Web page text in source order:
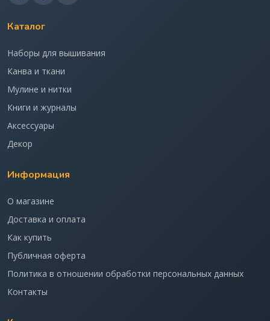
Каталог
Наборы для вышивания
Канва и ткани
Мулине и нитки
Книги и журналы
Аксессуары
Декор
Информация
О магазине
Доставка и оплата
Как купить
Публичная оферта
Политика в отношении обработки персональных данных
Контакты